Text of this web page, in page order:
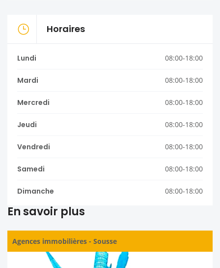
Horaires
Lundi 08:00-18:00
Mardi 08:00-18:00
Mercredi 08:00-18:00
Jeudi 08:00-18:00
Vendredi 08:00-18:00
Samedi 08:00-18:00
Dimanche 08:00-18:00
En savoir plus
Agences immobilières - Sousse